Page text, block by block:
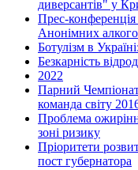
диверсантів" у
Прес-конференція
Анонімних
Ботулізм в
Безкарність
2022
Парний Чемпіонат
команда світу
Проблема
зоні ризику
Пріоритети
пост губернатора